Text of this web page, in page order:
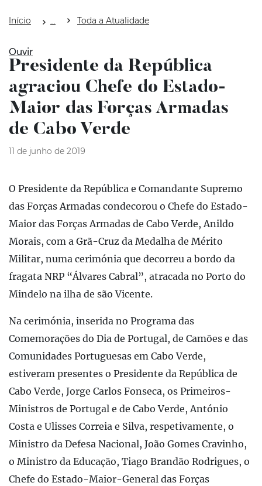
Início Toda a Atualidade
Ouvir
Presidente da República
agraciou Chefe do Estado-
Maior das Forças Armadas
de Cabo Verde
11 de junho de 2019
O Presidente da República e Comandante Supremo
das Forças Armadas condecorou o Chefe do Estado-
Maior das Forças Armadas de Cabo Verde, Anildo
Morais, com a Grã-Cruz da Medalha de Mérito
Militar, numa cerimónia que decorreu a bordo da
fragata NRP “Álvares Cabral”, atracada no Porto do
Mindelo na ilha de são Vicente.
Na cerimónia, inserida no Programa das
Comemorações do Dia de Portugal, de Camões e das
Comunidades Portuguesas em Cabo Verde,
estiveram presentes o Presidente da República de
Cabo Verde, Jorge Carlos Fonseca, os Primeiros-
Ministros de Portugal e de Cabo Verde, António
Costa e Ulisses Correia e Silva, respetivamente, o
Ministro da Defesa Nacional, João Gomes Cravinho,
o Ministro da Educação, Tiago Brandão Rodrigues, o
Chefe do Estado-Maior-General das Forças